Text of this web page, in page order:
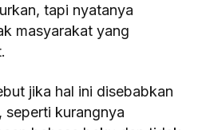
tapi nyatanya
masyarakat yang
jika hal ini disebabkan
seperti kurangnya